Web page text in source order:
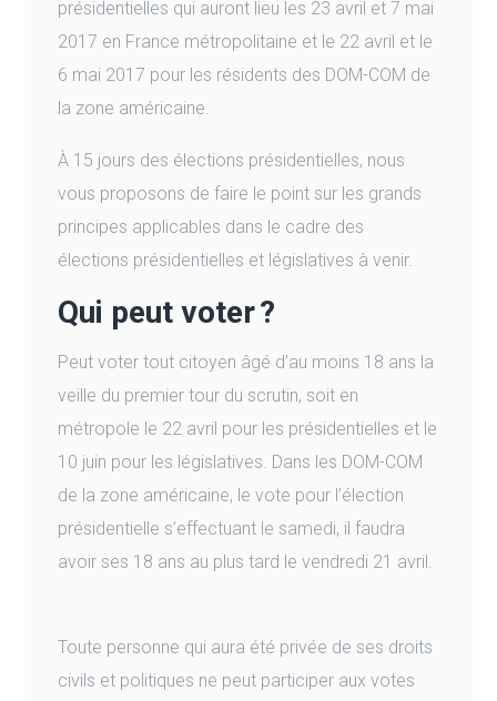
présidentielles qui auront lieu les 23 avril et 7 mai
2017 en France métropolitaine et le 22 avril et le
6 mai 2017 pour les résidents des DOM-COM de
la zone américaine.
À 15 jours des élections présidentielles, nous
vous proposons de faire le point sur les grands
principes applicables dans le cadre des
élections présidentielles et législatives à venir.
Qui peut voter ?
Peut voter tout citoyen âgé d’au moins 18 ans la
veille du premier tour du scrutin, soit en
métropole le 22 avril pour les présidentielles et le
10 juin pour les législatives. Dans les DOM-COM
de la zone américaine, le vote pour l’élection
présidentielle s’effectuant le samedi, il faudra
avoir ses 18 ans au plus tard le vendredi 21 avril.
Toute personne qui aura été privée de ses droits
civils et politiques ne peut participer aux votes